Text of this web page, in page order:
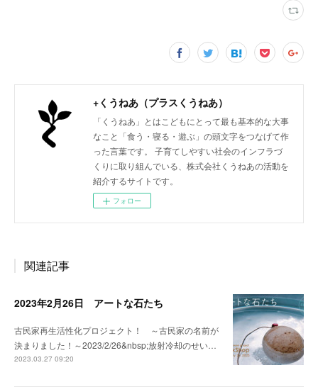
+くうねあ（プラスくうねあ）
「くうねあ」とはこどもにとって最も基本的な大事
なこと「食う・寝る・遊ぶ」の頭文字をつなげて作
った言葉です。 子育てしやすい社会のインフラづ
くりに取り組んでいる、株式会社くうねあの活動を
紹介するサイトです。
フォロー
関連記事
2023年2月26日 アートな石たち
古民家再生活性化プロジェクト！ ～古民家の名前が
決まりました！～2023/2/26&nbsp;放射冷却のせい…
2023.03.27 09:20